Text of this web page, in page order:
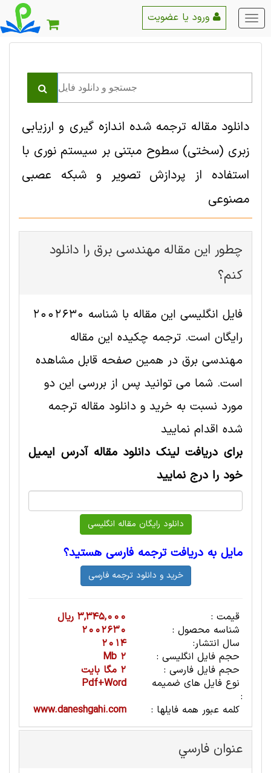
منو
اصلی
دانلود مقاله ترجمه شده اندازه گیری و ارزیابی
زبری (سختی) سطوح مبتنی بر سیستم نوری با
استفاده از پردازش تصویر و شبکه عصبی
مصنوعی
چطور این مقاله مهندسی برق را دانلود
کنم؟
فایل انگلیسی این مقاله با شناسه 2002630
رایگان است. ترجمه چکیده این مقاله
مهندسی برق در همین صفحه قابل مشاهده
است. شما می توانید پس از بررسی این دو
مورد نسبت به خرید و دانلود مقاله ترجمه
شده اقدام نمایید
برای دریافت لینک دانلود مقاله آدرس ایمیل
خود را درج نمایید
مایل به دریافت ترجمه فارسی هستید؟
قیمت :
3,345,000 ریال
شناسه محصول :
2002630
سال انتشار:
2014
حجم فایل انگلیسی :
2 Mb
حجم فایل فارسی :
2 مگا بایت
نوع فایل های ضمیمه
:
Pdf+Word
کلمه عبور همه فایلها :
www.daneshgahi.com
عنوان فارسي